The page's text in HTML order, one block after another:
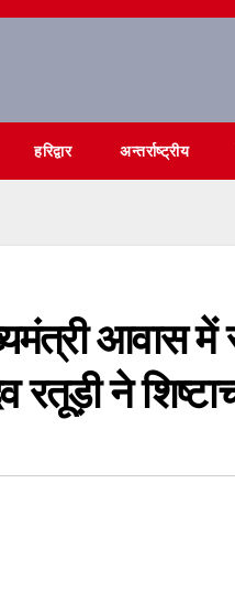
हरिद्वार अन्तर्राष्ट्रीय
आवास में
रतूड़ी ने